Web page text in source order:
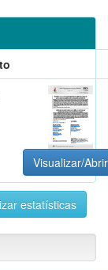
Visualizar/Abrir
estatísticas